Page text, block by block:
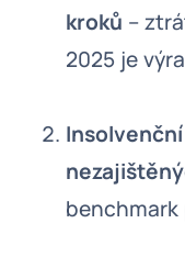
kroků –
2025 je